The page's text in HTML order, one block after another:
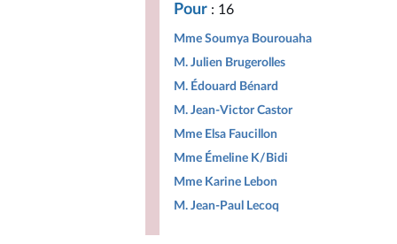
Pour : 16
Mme Soumya Bourouaha
M. Julien Brugerolles
M. Édouard Bénard
M. Jean-Victor Castor
Mme Elsa Faucillon
Mme Émeline K/Bidi
Mme Karine Lebon
M. Jean-Paul Lecoq